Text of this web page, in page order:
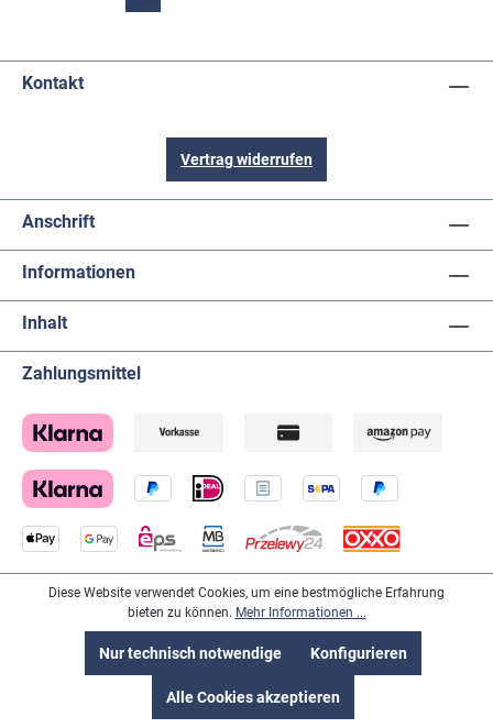
Kontakt
Vertrag widerrufen
Anschrift
Informationen
Inhalt
Zahlungsmittel
Diese Website verwendet Cookies, um eine bestmögliche Erfahrung
bieten zu können. Mehr Informationen ...
Nur technisch notwendige Konfigurieren
Alle Cookies akzeptieren